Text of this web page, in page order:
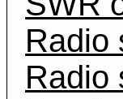
Radio
Radio